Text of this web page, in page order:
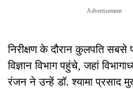
Advertisement
निरीक्षण के दौरान कुलपति
विज्ञान विभाग पहुंचे, जहां
रंजन ने उन्हें डॉ. श्यामा प्रसाद